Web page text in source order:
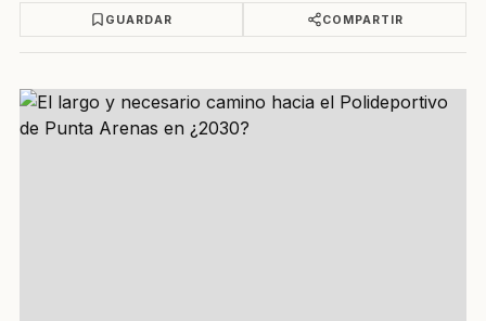
GUARDAR COMPARTIR